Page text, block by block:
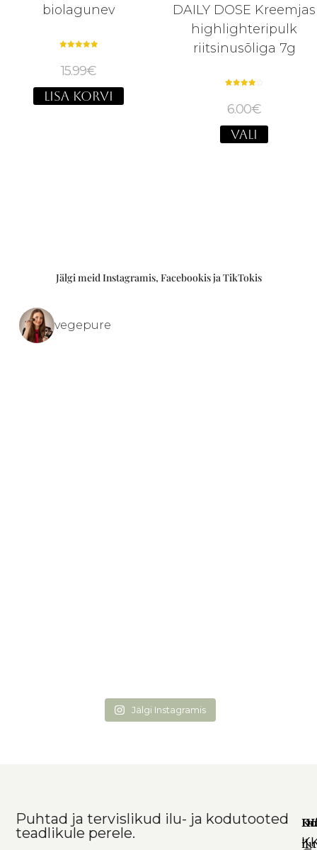
biolagunev
/ 5
15.99€
LISA KORVI
DAILY DOSE Kreemjas
highlighteripulk
riitsinusõliga 7g
/ 5
6.00€
VALI
Jälgi meid Instagramis, Facebookis ja TikTokis
vegepure
Jälgi Instagramis
Puhtad ja tervislikud ilu- ja kodutooted
teadlikule perele.